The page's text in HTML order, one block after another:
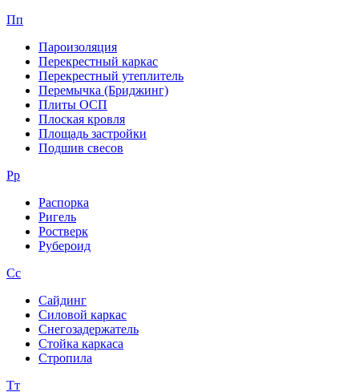
Пп
Пароизоляция
Перекрестный каркас
Перекрестный утеплитель
Перемычка (Бриджинг)
Плиты ОСП
Плоская кровля
Площадь застройки
Подшив свесов
Рр
Распорка
Ригель
Ростверк
Рубероид
Сс
Сайдинг
Силовой каркас
Снегозадержатель
Стойка каркаса
Стропила
Тт